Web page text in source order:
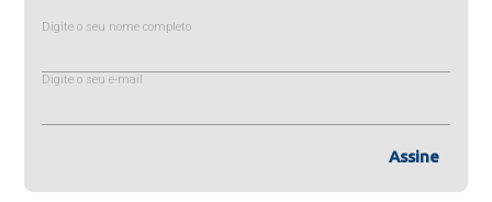
Digite o seu nome completo
Digite o seu e-mail
Assine